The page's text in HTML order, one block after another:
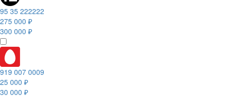
95 35 222222
275 000 ₽
300 000 ₽
919 007 0009
25 000 ₽
30 000 ₽